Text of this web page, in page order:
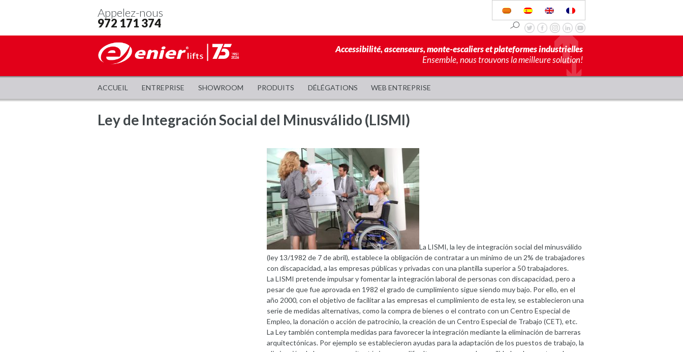
Appelez-nous
972 171 374
Accessibilité, ascenseurs, monte-escaliers et plateformes industrielles
Ensemble, nous trouvons la meilleure solution!
ACCUEIL ENTREPRISE SHOWROOM PRODUITS DÉLÉGATIONS WEB ENTREPRISE
Ley de Integración Social del Minusválido (LISMI)
La LISMI, la ley de integración social del minusválido
(ley 13/1982 de 7 de abril), establece la obligación de contratar a un mínimo de un 2% de trabajadores
con discapacidad, a las empresas públicas y privadas con una plantilla superior a 50 trabajadores.
La LISMI pretende impulsar y fomentar la integración laboral de personas con discapacidad, pero a
pesar de que fue aprovada en 1982 el grado de cumplimiento sigue siendo muy bajo. Por ello, en el
año 2000, con el objetivo de facilitar a las empresas el cumplimiento de esta ley, se establecieron una
serie de medidas alternativas, como la compra de bienes o el contrato con un Centro Especial de
Empleo, la donación o acción de patrocinio, la creación de un Centro Especial de Trabajo (CET), etc.
La Ley también contempla medidas para favorecer la integración mediante la eliminación de barreras
arquitectónicas. Por ejemplo se establecieron ayudas para la adaptación de los puestos de trabajo, la